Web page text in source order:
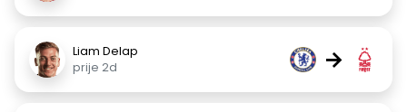
Liam Delap
prije 2d
→